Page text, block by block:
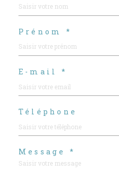
Prénom *
E-mail *
Téléphone
Message *